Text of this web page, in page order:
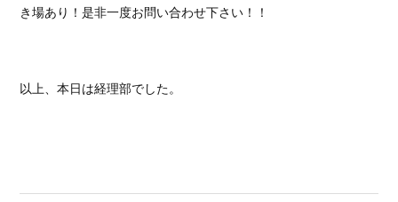
き場あり！是非一度お問い合わせ下さい！！
以上、本日は経理部でした。